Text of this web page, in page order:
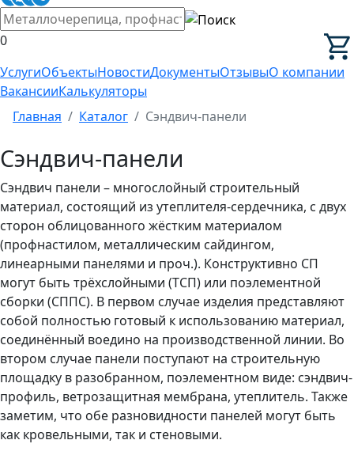
0
УслугиОбъектыНовостиДокументыОтзывыО компании
ВакансииКалькуляторы
Главная
Каталог Сэндвич-панели
Сэндвич-панели
Сэндвич панели – многослойный строительный
материал, состоящий из утеплителя-сердечника, с двух
сторон облицованного жёстким материалом
(профнастилом, металлическим сайдингом,
линеарными панелями и проч.). Конструктивно СП
могут быть трёхслойными (ТСП) или поэлементной
сборки (СППС). В первом случае изделия представляют
собой полностью готовый к использованию материал,
соединённый воедино на производственной линии. Во
втором случае панели поступают на строительную
площадку в разобранном, поэлементном виде: сэндвич-
профиль, ветрозащитная мембрана, утеплитель. Также
заметим, что обе разновидности панелей могут быть
как кровельными, так и стеновыми.